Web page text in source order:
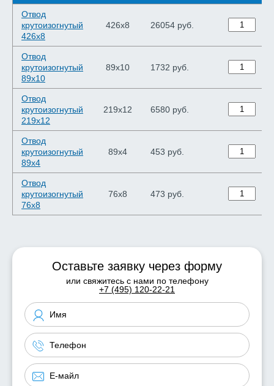
Отвод
крутоизогнутый
426х8
426х8 26054 руб.
Отвод
крутоизогнутый
89х10
89х10 1732 руб.
Отвод
крутоизогнутый
219х12
219х12 6580 руб.
Отвод
крутоизогнутый
89х4
89х4 453 руб.
Отвод
крутоизогнутый
76х8
76х8 473 руб.
Оставьте заявку через форму
или свяжитесь с нами по телефону
+7 (495) 120-22-21